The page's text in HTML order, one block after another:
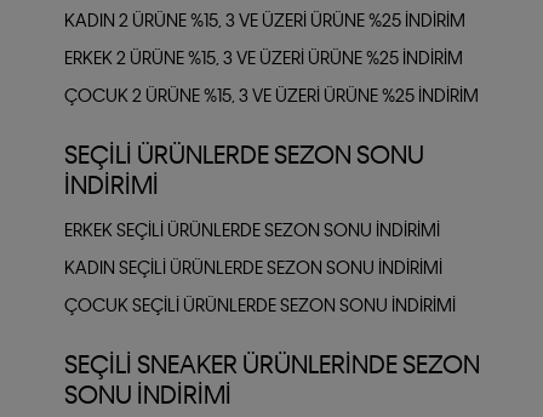
KADIN 2 ÜRÜNE %15, 3 VE ÜZERI ÜRÜNE %25 INDIRIM
ERKEK 2 ÜRÜNE %15, 3 VE ÜZERI ÜRÜNE %25 INDIRIM
ÇOCUK 2 ÜRÜNE %15, 3 VE ÜZERI ÜRÜNE %25 INDIRIM
SEÇILI ÜRÜNLERDE SEZON SONU
İNDIRIMI
ERKEK SEÇILI ÜRÜNLERDE SEZON SONU İNDIRIMI
KADIN SEÇILI ÜRÜNLERDE SEZON SONU İNDIRIMI
ÇOCUK SEÇILI ÜRÜNLERDE SEZON SONU İNDIRIMI
SEÇILI SNEAKER ÜRÜNLERINDE SEZON
SONU İNDIRIMI